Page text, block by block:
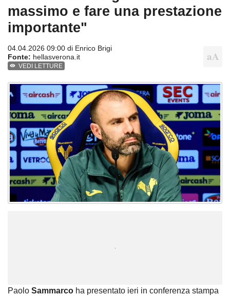
massimo e fare una prestazione
importante"
04.04.2026 09:00 di Enrico Brigi
Fonte: hellasverona.it
VEDI LETTURE
Paolo Sammarco ha presentato ieri in conferenza stampa